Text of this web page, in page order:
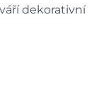
dekorativní